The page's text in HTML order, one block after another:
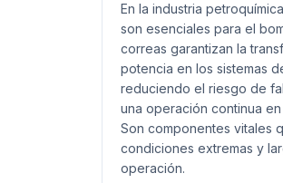
En la industria
son esenciales para el
correas garantizan la
potencia en los sistemas
reduciendo el riesgo de
una operación continua
Son componentes vitales
condiciones extremas y
operación.